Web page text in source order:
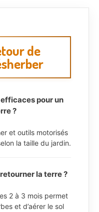
de
pour un
?
et outils motorisés
la taille du jardin.
la terre ?
2 à 3 mois permet
et d’aérer le sol